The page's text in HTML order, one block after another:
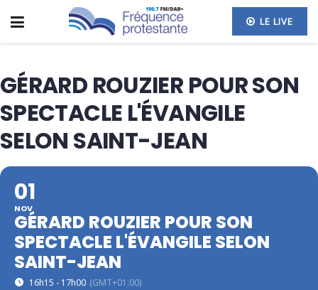
LE LIVE
GÉRARD ROUZIER POUR SON
SPECTACLE L'ÉVANGILE
SELON SAINT-JEAN
01
NOV
GÉRARD ROUZIER POUR SON
SPECTACLE L'ÉVANGILE SELON
SAINT-JEAN
16h15 - 17h00 (GMT+01:00)